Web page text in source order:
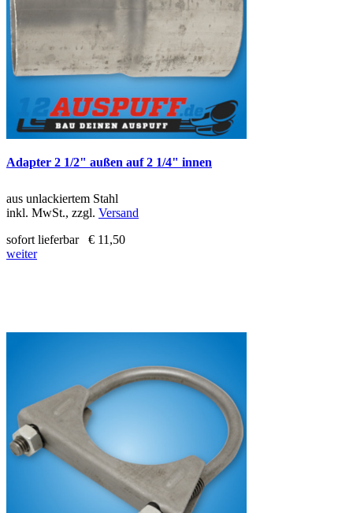
Adapter 2 1/2" außen auf 2 1/4" innen
aus unlackiertem Stahl
inkl. MwSt., zzgl. Versand
sofort lieferbar
€ 11,50
weiter